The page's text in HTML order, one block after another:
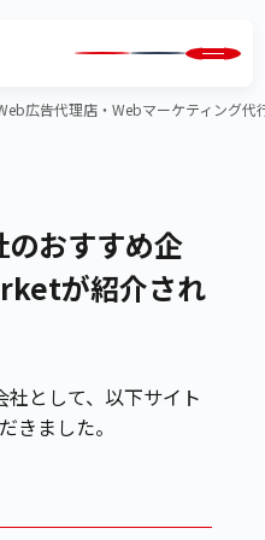
広告代理店・Webマーケティング代
おすすめ企
が紹介され
として、以下サイト
きました。